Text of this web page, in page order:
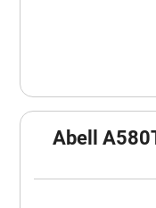
Abell